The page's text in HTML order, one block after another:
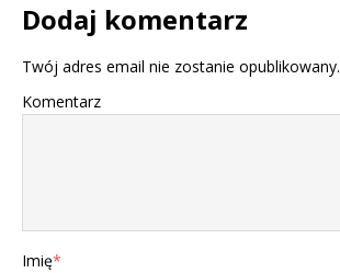
Dodaj komentarz
Twój adres email nie zostanie opublikowany.
Komentarz
Imię*